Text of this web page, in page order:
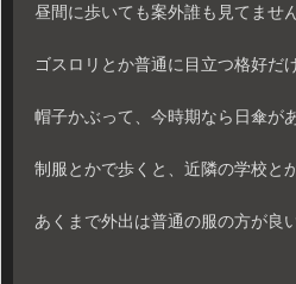
昼間に歩いても案外誰も見てません
ゴスロリとか普通に目立つ格好だ
帽子かぶって、今時期なら日傘が
制服とかで歩くと、近隣の学校と
あくまで外出は普通の服の方が良